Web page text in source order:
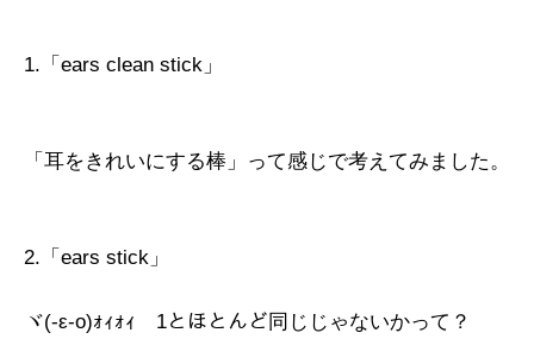
1.「ears clean stick」
「耳をきれいにする棒」って感じで考えてみました。
2.「ears stick」
ヾ(-ε-o)ｫｨｫｨ 1とほとんど同じじゃないかって？